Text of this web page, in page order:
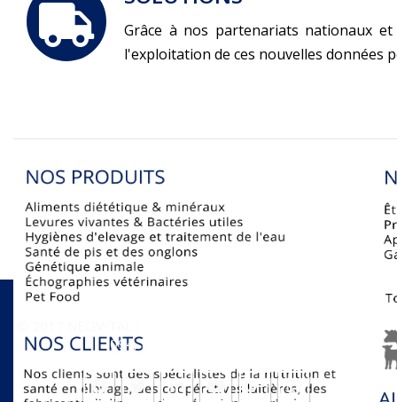
Grâce à nos partenariats nationaux
l'exploitation de ces nouvelles données
2094, Jardin El Manzah 2 - Tunis